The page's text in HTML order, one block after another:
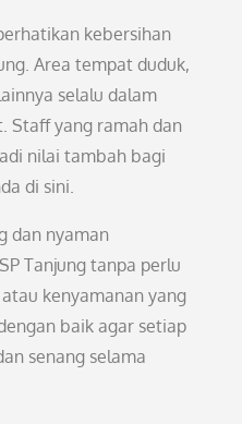
kebersihan
Area tempat duduk,
selalu dalam
Staff yang ramah dan
nilai tambah bagi
di sini.
dan nyaman
Tanjung tanpa perlu
kenyamanan yang
baik agar setiap
senang selama